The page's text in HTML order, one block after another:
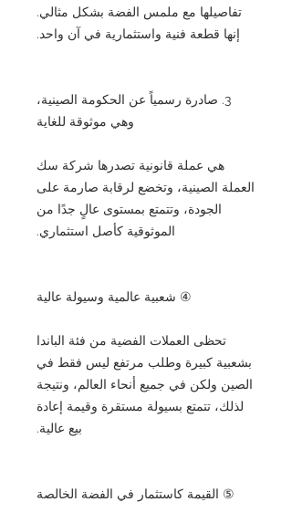
تفاصيلها مع ملمس الفضة بشكل مثالي.
إنها قطعة فنية واستثمارية في آن واحد.
3. صادرة رسمياً عن الحكومة الصينية،
وهي موثوقة للغاية
هي عملة قانونية تصدرها شركة سك
العملة الصينية، وتخضع لرقابة صارمة على
الجودة، وتتمتع بمستوى عالٍ جدًا من
الموثوقية كأصل استثماري.
④ شعبية عالمية وسيولة عالية
تحظى العملات الفضية من فئة الباندا
بشعبية كبيرة وطلب مرتفع ليس فقط في
الصين ولكن في جميع أنحاء العالم، ونتيجة
لذلك، تتمتع بسيولة مستقرة وقيمة إعادة
بيع عالية.
⑤ القيمة كاستثمار في الفضة الخالصة